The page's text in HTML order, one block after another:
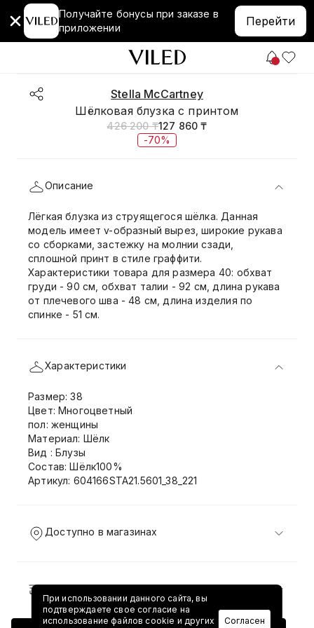
Получайте бонусы при заказе в
приложении
Перейти
Stella McCartney
Шёлковая блузка с принтом
426 200 ₸127 860 ₸
-70%
Описание
Лёгкая блузка из струящегося шёлка. Данная
модель имеет v-образный вырез, широкие рукава
со сборками, застежку на молнии сзади,
сплошной принт в стиле граффити.
Характеристики товара для размера 40: обхват
груди - 90 см, обхват талии - 92 см, длина рукава
от плечевого шва - 48 см, длина изделия по
спинке - 51 см.
Характеристики
Размер: 38
Цвет: Многоцветный
пол: женщины
Материал: Шёлк
Вид : Блузы
Состав: Шёлк100%
Артикул: 604166STA21.5601_38_221
Доступно в магазинах
Доставка и возврат
При использовании данного сайта, вы
подтверждаете свое согласие на
использование файлов cookie и других
Согласен